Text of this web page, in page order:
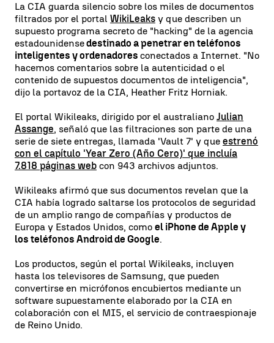
La CIA guarda silencio sobre los miles de documentos
filtrados por el portal WikiLeaks y que describen un
supuesto programa secreto de "hacking" de la agencia
estadounidensedestinado a penetrar en teléfonos
inteligentes y ordenadores conectados a Internet. "No
hacemos comentarios sobre la autenticidad o el
contenido de supuestos documentos de inteligencia",
dijo la portavoz de la CIA, Heather Fritz Horniak.
El portal Wikileaks, dirigido por el australiano Julian
Assange, señaló que las filtraciones son parte de una
serie de siete entregas, llamada 'Vault 7' y que estrenó
con el capítulo 'Year Zero (Año Cero)' que incluía
7.818 páginas web con 943 archivos adjuntos.
Wikileaks afirmó que sus documentos revelan que la
CIA había logrado saltarse los protocolos de seguridad
de un amplio rango de compañías y productos de
Europa y Estados Unidos, como el iPhone de Apple y
los teléfonos Android de Google.
Los productos, según el portal Wikileaks, incluyen
hasta los televisores de Samsung, que pueden
convertirse en micrófonos encubiertos mediante un
software supuestamente elaborado por la CIA en
colaboración con el MI5, el servicio de contraespionaje
de Reino Unido.